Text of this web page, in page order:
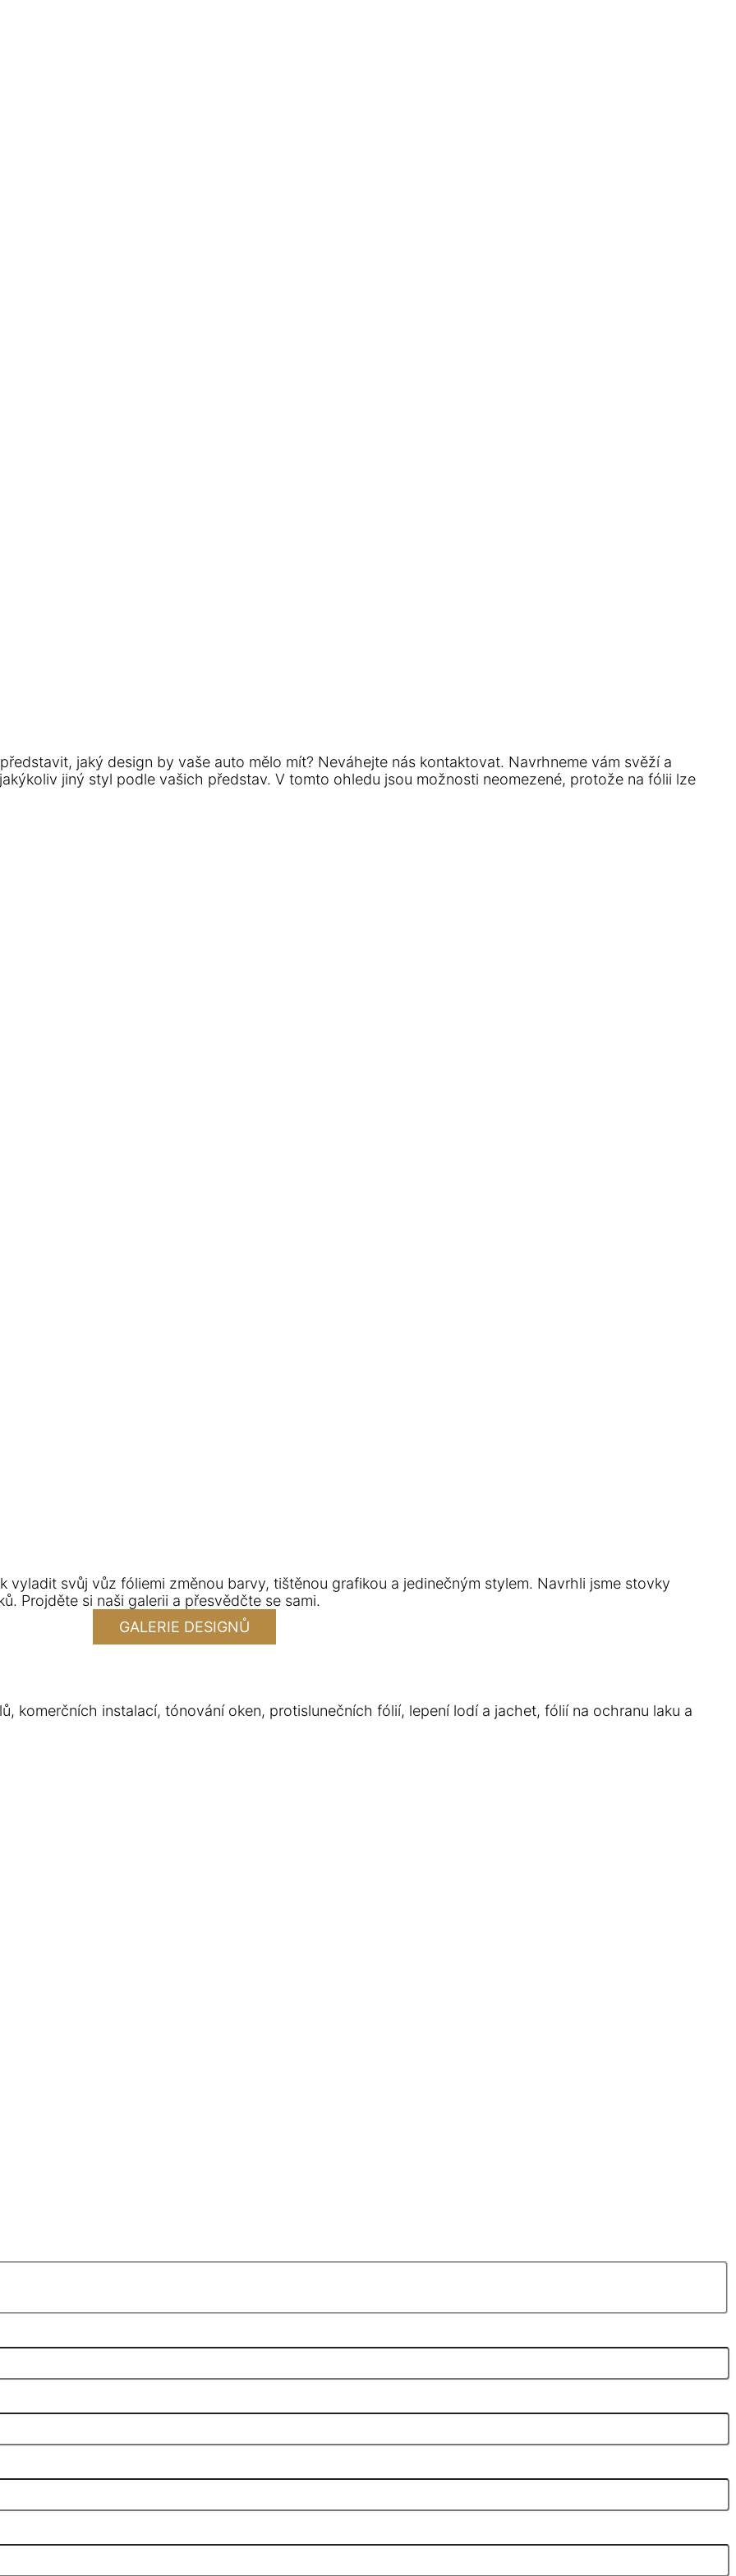
jaký design by vaše auto mělo mít? Neváhejte nás kontaktovat. Navrhneme vám svěží a
jiný styl podle vašich představ. V tomto ohledu jsou možnosti neomezené, protože na fólii lze
stavu, čímž ochráníte jednu z nejdražších věcí podniku.
vyladit svůj vůz fóliemi změnou barvy, tištěnou grafikou a jedinečným stylem. Navrhli jsme stovky
Projděte si naši galerii a přesvědčte se sami.
GALERIE DESIGNŮ
komerčních instalací, tónování oken, protislunečních fólií, lepení lodí a jachet, fólií na ochranu laku a